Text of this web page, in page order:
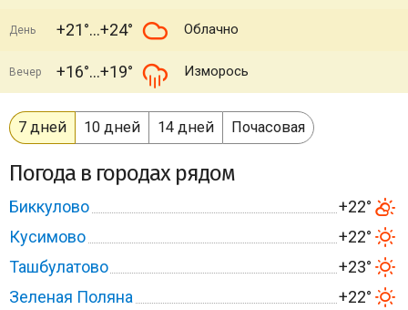
День +21° +24° Облачно
Вечер +16° +19° Изморось
7 дней 10 дней 14 дней Почасовая
Погода в городах рядом
Биккулово
+22°
Кусимово
+22°
Ташбулатово
+23°
Зеленая Поляна
+22°